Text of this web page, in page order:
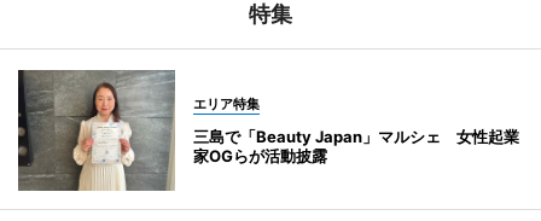
特集
エリア特集
三島で「Beauty Japan」マルシェ 女性起業
家OGらが活動披露